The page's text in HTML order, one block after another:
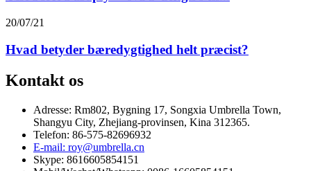
20/07/21
Hvad betyder bæredygtighed helt præcist?
Kontakt os
Adresse: Rm802, Bygning 17, Songxia Umbrella Town,
Shangyu City, Zhejiang-provinsen, Kina 312365.
Telefon: 86-575-82696932
E-mail: roy@umbrella.cn
Skype: 8616605854151